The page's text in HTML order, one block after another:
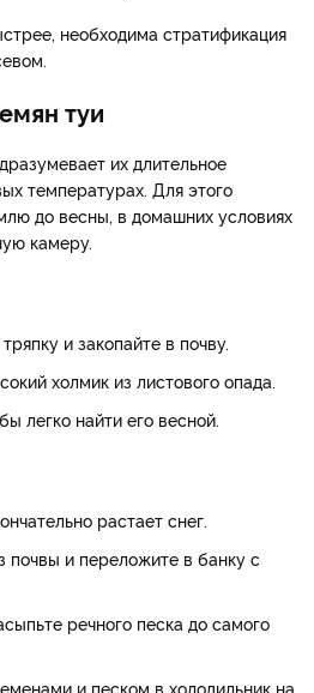
необходима стратификация
туи
их длительное
температурах. Для этого
до весны, в домашних условиях
камеру.
и закопайте в почву.
холмик из листового опада.
легко найти его весной.
растает снег.
почвы и переложите в банку с
речного песка до самого
и песком в холодильник на